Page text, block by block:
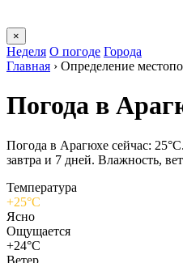
×
Неделя О погоде Города
Главная › Определение
Погода в
Погода в Арагюхе сейчас:
завтра и 7 дней. Влажность,
Температура
+25°C
Ясно
Ощущается
+24°C
Ветер